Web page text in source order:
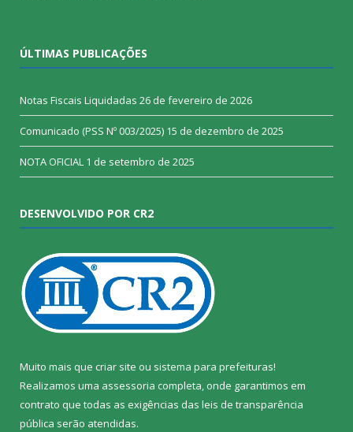
ÚLTIMAS PUBLICAÇÕES
Notas Fiscais Liquidadas 26 de fevereiro de 2026
Comunicado (PSS Nº 003/2025) 15 de dezembro de 2025
NOTA OFICIAL 1 de setembro de 2025
DESENVOLVIDO POR CR2
Muito mais que criar site ou sistema para prefeituras!
Realizamos uma assessoria completa, onde garantimos em
contrato que todas as exigências das leis de transparência
pública serão atendidas.